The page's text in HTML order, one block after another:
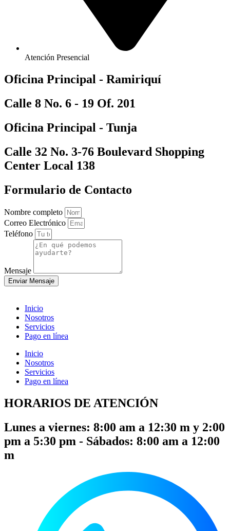
Atención Presencial
Oficina Principal - Ramiriquí
Calle 8 No. 6 - 19 Of. 201
Oficina Principal - Tunja
Calle 32 No. 3-76 Boulevard Shopping
Center Local 138
Formulario de Contacto
Nombre completo
Correo Electrónico
Teléfono
Mensaje
Enviar Mensaje
Inicio
Nosotros
Servicios
Pago en línea
Inicio
Nosotros
Servicios
Pago en línea
HORARIOS DE ATENCIÓN
Lunes a viernes: 8:00 am a 12:30 m y 2:00
pm a 5:30 pm - Sábados: 8:00 am a 12:00
m